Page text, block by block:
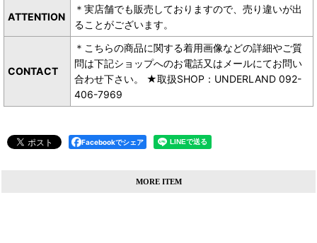
ATTENTION
＊実店舗でも販売しておりますので、売り違いが出
ることがございます。
CONTACT
＊こちらの商品に関する着用画像などの詳細やご質
問は下記ショップへのお電話又はメールにてお問い
合わせ下さい。 ★取扱SHOP：UNDERLAND 092-
406-7969
Facebookでシェア
MORE ITEM